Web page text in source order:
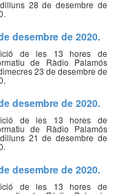
28 de desembre de
desembre de 2020.
de les 13 hores de
de Ràdio Palamós
23 de desembre de
desembre de 2020.
de les 13 hores de
de Ràdio Palamós
21 de desembre de
desembre de 2020.
de les 13 hores de